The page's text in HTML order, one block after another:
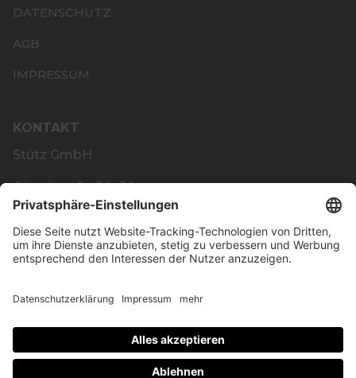
DATENSCHUTZ
AGB
IMPRESSUM
KONTAKT
Stütz GmbH
Gürtelstraße 34–36
PAYMENT METHODS